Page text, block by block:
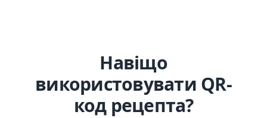
Навіщо
використовувати QR-
код рецепта?